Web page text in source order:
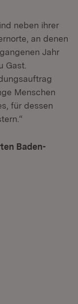
neben ihrer
an denen
Jahr
Gast.
Menschen
für dessen
Baden-